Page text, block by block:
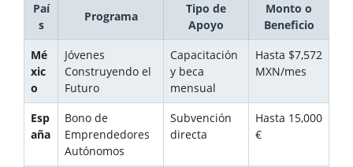
Paí
s
Programa
Tipo de
Apoyo
Monto o
Beneficio
Mé
xic
o
Jóvenes
Construyendo el
Futuro
Capacitación
y beca
mensual
Hasta $7,572
MXN/mes
Esp
aña
Bono de
Emprendedores
Autónomos
Subvención
directa
Hasta 15,000
€